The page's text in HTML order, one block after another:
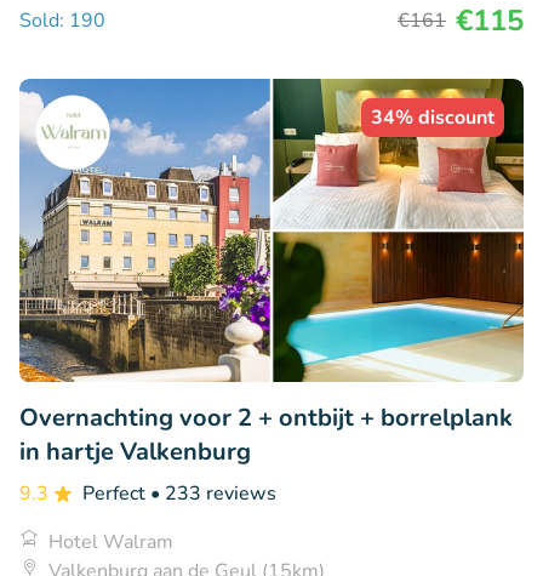
Sold: 190
€161 €115
34% discount
Overnachting voor 2 + ontbijt + borrelplank
in hartje Valkenburg
9.3 Perfect • 233 reviews
Hotel Walram